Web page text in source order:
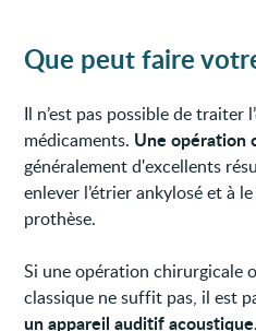
Que peut faire
Il n’est pas possible de traiter
médicaments. Une opération
généralement d'excellents
enlever l’étrier ankylosé et à
prothèse.
Si une opération chirurgicale
classique ne suffit pas, il est
un appareil auditif acoustique.